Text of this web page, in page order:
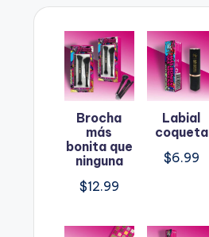
Brocha
más
bonita que
ninguna
$12.99
Labial
coqueta
$6.99